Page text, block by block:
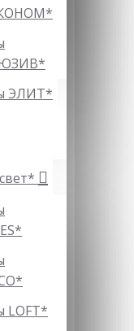
ЭЛИТ*
LOFT*